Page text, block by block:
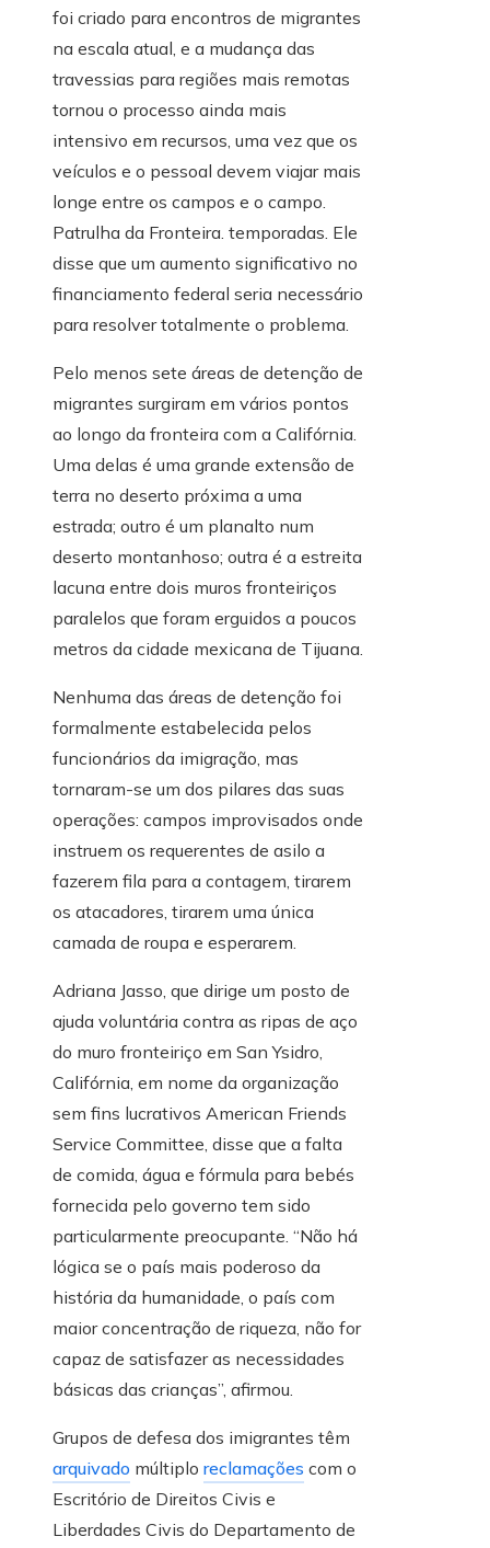
foi criado para encontros de migrantes
na escala atual, e a mudança das
travessias para regiões mais remotas
tornou o processo ainda mais
intensivo em recursos, uma vez que os
veículos e o pessoal devem viajar mais
longe entre os campos e o campo.
Patrulha da Fronteira. temporadas. Ele
disse que um aumento significativo no
financiamento federal seria necessário
para resolver totalmente o problema.
Pelo menos sete áreas de detenção de
migrantes surgiram em vários pontos
ao longo da fronteira com a Califórnia.
Uma delas é uma grande extensão de
terra no deserto próxima a uma
estrada; outro é um planalto num
deserto montanhoso; outra é a estreita
lacuna entre dois muros fronteiriços
paralelos que foram erguidos a poucos
metros da cidade mexicana de Tijuana.
Nenhuma das áreas de detenção foi
formalmente estabelecida pelos
funcionários da imigração, mas
tornaram-se um dos pilares das suas
operações: campos improvisados ​​onde
instruem os requerentes de asilo a
fazerem fila para a contagem, tirarem
os atacadores, tirarem uma única
camada de roupa e esperarem.
Adriana Jasso, que dirige um posto de
ajuda voluntária contra as ripas de aço
do muro fronteiriço em San Ysidro,
Califórnia, em nome da organização
sem fins lucrativos American Friends
Service Committee, disse que a falta
de comida, água e fórmula para bebés
fornecida pelo governo tem sido
particularmente preocupante. “Não há
lógica se o país mais poderoso da
história da humanidade, o país com
maior concentração de riqueza, não for
capaz de satisfazer as necessidades
básicas das crianças”, afirmou.
Grupos de defesa dos imigrantes têm
arquivado múltiplo reclamações com o
Escritório de Direitos Civis e
Liberdades Civis do Departamento de